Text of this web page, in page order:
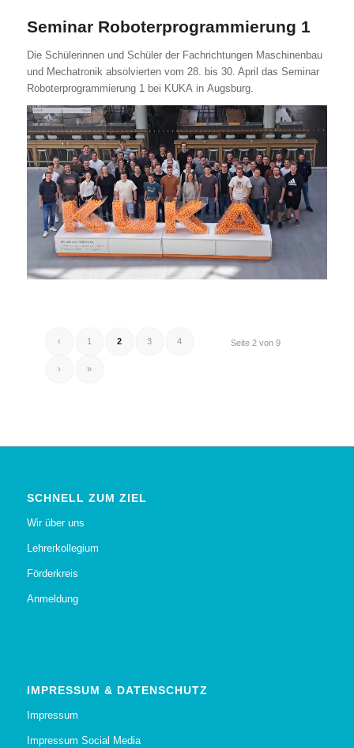
Seminar Roboterprogrammierung 1
Die Schülerinnen und Schüler der Fachrichtungen Maschinenbau
und Mechatronik absolvierten vom 28. bis 30. April das Seminar
Roboterprogrammierung 1 bei KUKA in Augsburg.
Seite 2 von 9
‹ 1 2 3 4
› »
SCHNELL ZUM ZIEL
Wir über uns
Lehrerkollegium
Förderkreis
Anmeldung
IMPRESSUM & DATENSCHUTZ
Impressum
Impressum Social Media